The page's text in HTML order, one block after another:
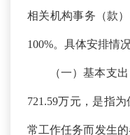
相关机构事务（款
100%。具体安排情
（一）基本支出
721.59万元，是指
常工作任务而发生